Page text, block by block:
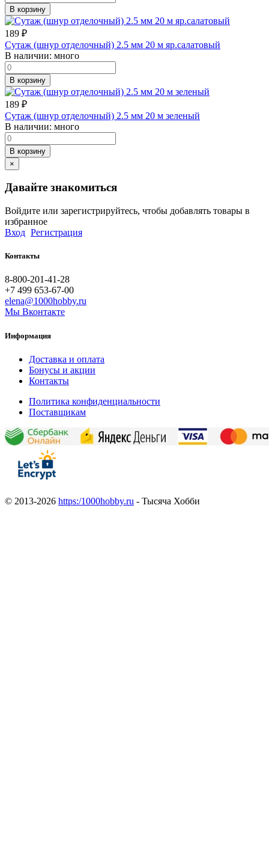
В корзину
189 ₽
Сутаж (шнур отделочный) 2.5 мм 20 м яр.салатовый
В наличии: много
В корзину
189 ₽
Сутаж (шнур отделочный) 2.5 мм 20 м зеленый
В наличии: много
В корзину
×
Давайте знакомиться
Войдите или зарегистрируйтесь, чтобы добавлять товары в
избранное
Вход Регистрация
Контакты
8-800-201-41-28
+7 499 653-67-00
elena@1000hobby.ru
Мы Вконтакте
Информация
Доставка и оплата
Бонусы и акции
Контакты
Политика конфиденциальности
Поставщикам
© 2013-2026 https:/1000hobby.ru - Тысяча Хобби